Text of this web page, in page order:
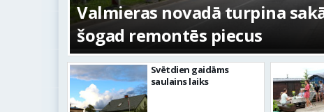
Valmieras novadā turpina
šogad remontēs piecus
Svētdien gaidāms
saulains laiks